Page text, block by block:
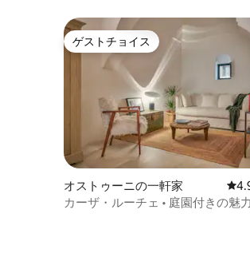
ゲストチョイス
ゲストチョイス
オストゥーニの一軒家 レ
カーザ・ルーチェ • 庭園付きの魅